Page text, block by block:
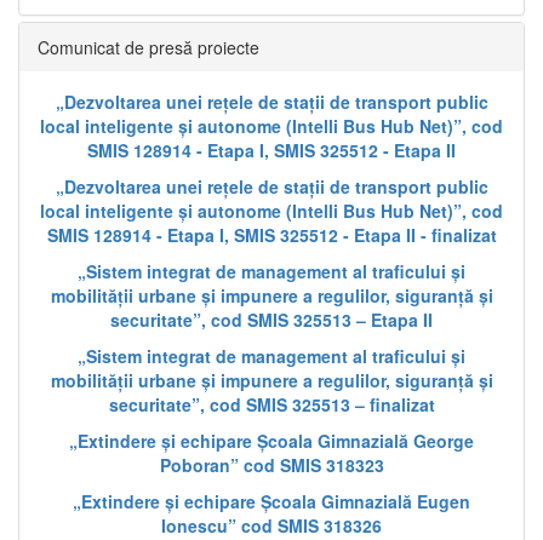
Comunicat de presă proiecte
„Dezvoltarea unei rețele de stații de transport public
local inteligente și autonome (Intelli Bus Hub Net)”, cod
SMIS 128914 - Etapa I, SMIS 325512 - Etapa II
„Dezvoltarea unei rețele de stații de transport public
local inteligente și autonome (Intelli Bus Hub Net)”, cod
SMIS 128914 - Etapa I, SMIS 325512 - Etapa II - finalizat
„Sistem integrat de management al traficului și
mobilității urbane și impunere a regulilor, siguranță și
securitate”, cod SMIS 325513 – Etapa II
„Sistem integrat de management al traficului și
mobilității urbane și impunere a regulilor, siguranță și
securitate”, cod SMIS 325513 – finalizat
„Extindere și echipare Școala Gimnazială George
Poboran” cod SMIS 318323
„Extindere și echipare Școala Gimnazială Eugen
Ionescu” cod SMIS 318326